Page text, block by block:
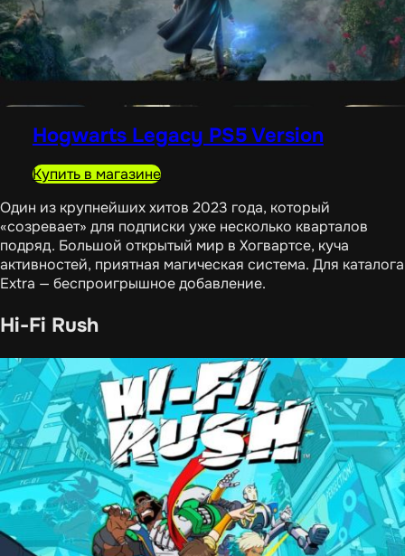
Hogwarts Legacy PS5 Version
Купить в магазине
Один из крупнейших хитов 2023 года, который
«созревает» для подписки уже несколько кварталов
подряд. Большой открытый мир в Хогвартсе, куча
активностей, приятная магическая система. Для каталога
Extra — беспроигрышное добавление.
Hi-Fi Rush